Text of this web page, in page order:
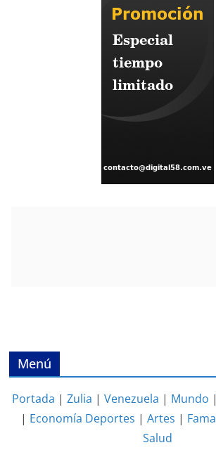
Menú
Portada | Zulia | Venezuela | Mundo |
| Economía Deportes | Artes | Fama
Salud